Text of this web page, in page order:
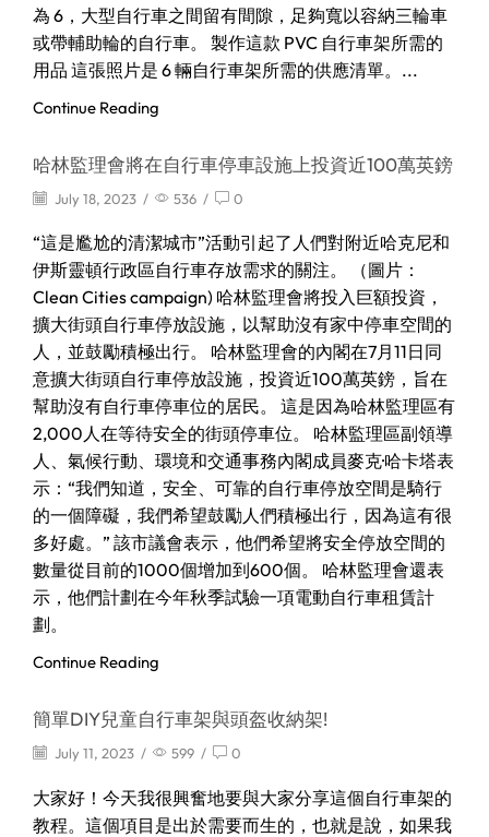
為 6，大型自行車之間留有間隙，足夠寬以容納三輪車
或帶輔助輪的自行車。 製作這款 PVC 自行車架所需的
用品 這張照片是 6 輛自行車架所需的供應清單。...
Continue Reading
哈林監理會將在自行車停車設施上投資近100萬英鎊
July 18, 2023 / 536 / 0
“這是尷尬的清潔城市”活動引起了人們對附近哈克尼和
伊斯靈頓行政區自行車存放需求的關注。 （圖片：
Clean Cities campaign) 哈林監理會將投入巨額投資，
擴大街頭自行車停放設施，以幫助沒有家中停車空間的
人，並鼓勵積極出行。 哈林監理會的內閣在7月11日同
意擴大街頭自行車停放設施，投資近100萬英鎊，旨在
幫助沒有自行車停車位的居民。 這是因為哈林監理區有
2,000人在等待安全的街頭停車位。 哈林監理區副領導
人、氣候行動、環境和交通事務內閣成員麥克·哈卡塔表
示：“我們知道，安全、可靠的自行車停放空間是騎行
的一個障礙，我們希望鼓勵人們積極出行，因為這有很
多好處。” 該市議會表示，他們希望將安全停放空間的
數量從目前的1000個增加到600個。 哈林監理會還表
示，他們計劃在今年秋季試驗一項電動自行車租賃計
劃。
Continue Reading
簡單DIY兒童自行車架與頭盔收納架!
July 11, 2023 / 599 / 0
大家好！今天我很興奮地要與大家分享這個自行車架的
教程。這個項目是出於需要而生的，也就是說，如果我